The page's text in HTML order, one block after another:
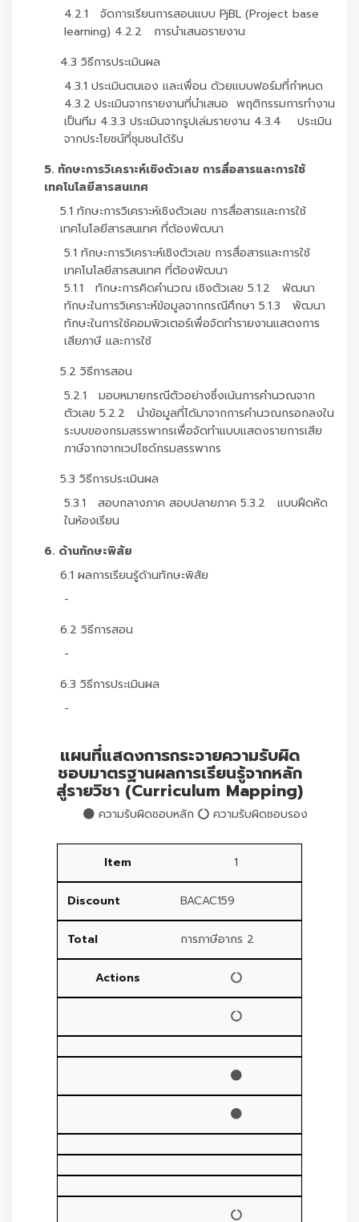
4.2.1 จัดการเรียนการสอนแบบ PjBL (Project base
learning) 4.2.2 การนำเสนอรายงาน
4.3 วิธีการประเมินผล
4.3.1 ประเมินตนเอง และเพื่อน ด้วยแบบฟอร์มที่กำหนด
4.3.2 ประเมินจากรายงานที่นำเสนอ พฤติกรรมการทำงาน
เป็นทีม 4.3.3 ประเมินจากรูปเล่มรายงาน 4.3.4 ประเมิน
จากประโยชน์ที่ชุมชนได้รับ
5. ทักษะการวิเคราะห์เชิงตัวเลข การสื่อสารและการใช้
เทคโนโลยีสารสนเทศ
5.1 ทักษะการวิเคราะห์เชิงตัวเลข การสื่อสารและการใช้
เทคโนโลยีสารสนเทศ ที่ต้องพัฒนา
5.1 ทักษะการวิเคราะห์เชิงตัวเลข การสื่อสารและการใช้
เทคโนโลยีสารสนเทศ ที่ต้องพัฒนา
5.1.1 ทักษะการคิดคำนวณ เชิงตัวเลข 5.1.2 พัฒนา
ทักษะในการวิเคราะห์ข้อมูลจากกรณีศึกษา 5.1.3 พัฒนา
ทักษะในการใช้คอมพิวเตอร์เพื่อจัดทำรายงานแสดงการ
เสียภาษี และการใช้
5.2 วิธีการสอน
5.2.1 มอบหมายกรณีตัวอย่างซึ่งเน้นการคำนวณจาก
ตัวเลข 5.2.2 นำข้อมูลที่ได้มาจากการคำนวณกรอกลงใน
ระบบของกรมสรรพากรเพื่อจัดทำแบบแสดงรายการเสีย
ภาษีจากจากเวปไซด์กรมสรรพากร
5.3 วิธีการประเมินผล
5.3.1 สอบกลางภาค สอบปลายภาค 5.3.2 แบบฝึดหัด
ในห้องเรียน
6. ด้านทักษะพิสัย
6.1 ผลการเรียนรู้ด้านทักษะพิสัย
-
6.2 วิธีการสอน
-
6.3 วิธีการประเมินผล
-
แผนที่แสดงการกระจายความรับผิด
ชอบมาตรฐานผลการเรียนรู้จากหลัก
สู่รายวิชา (Curriculum Mapping)
ความรับผิดชอบหลัก ความรับผิดชอบรอง
1
BACAC159
การภาษีอากร 2